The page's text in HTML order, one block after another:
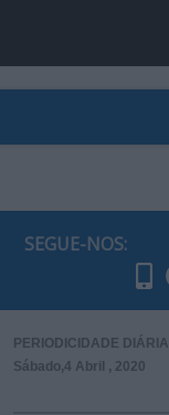
SEGUE-NOS:
PERIODICIDADE DIÁRIA
Sábado,4 Abril , 2020